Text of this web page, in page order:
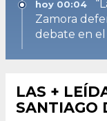
hoy 00:04
Zamora
debate en el
LAS +
SANTIAGO